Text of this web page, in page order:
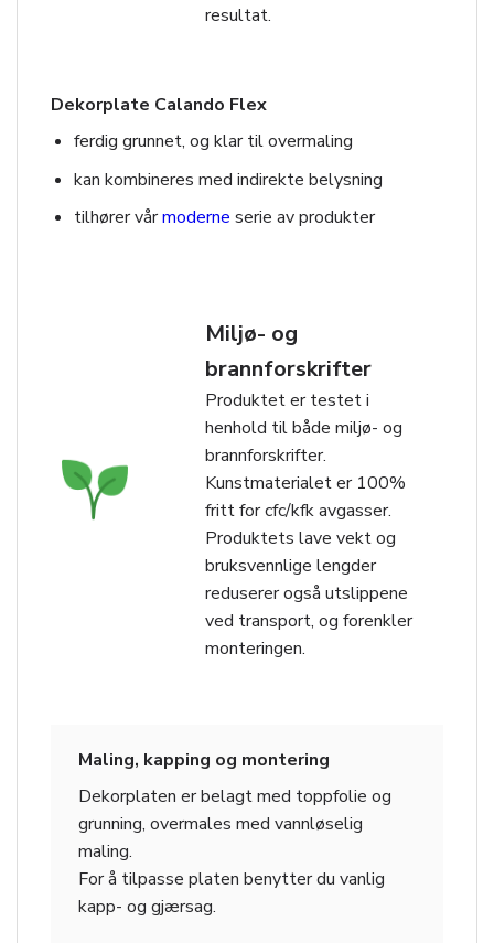
resultat.
Dekorplate Calando Flex
ferdig grunnet, og klar til overmaling
kan kombineres med indirekte belysning
tilhører vårmoderne serie av produkter
Miljø- og
brannforskrifter
Produktet er testet i
henhold til både miljø- og
brannforskrifter.
Kunstmaterialet er 100%
fritt for cfc/kfk avgasser.
Produktets lave vekt og
bruksvennlige lengder
reduserer også utslippene
ved transport, og forenkler
monteringen.
Maling, kapping og montering
Dekorplaten er belagt med toppfolie og
grunning, overmales med vannløselig
maling.
For å tilpasse platen benytter du vanlig
kapp- og gjærsag.